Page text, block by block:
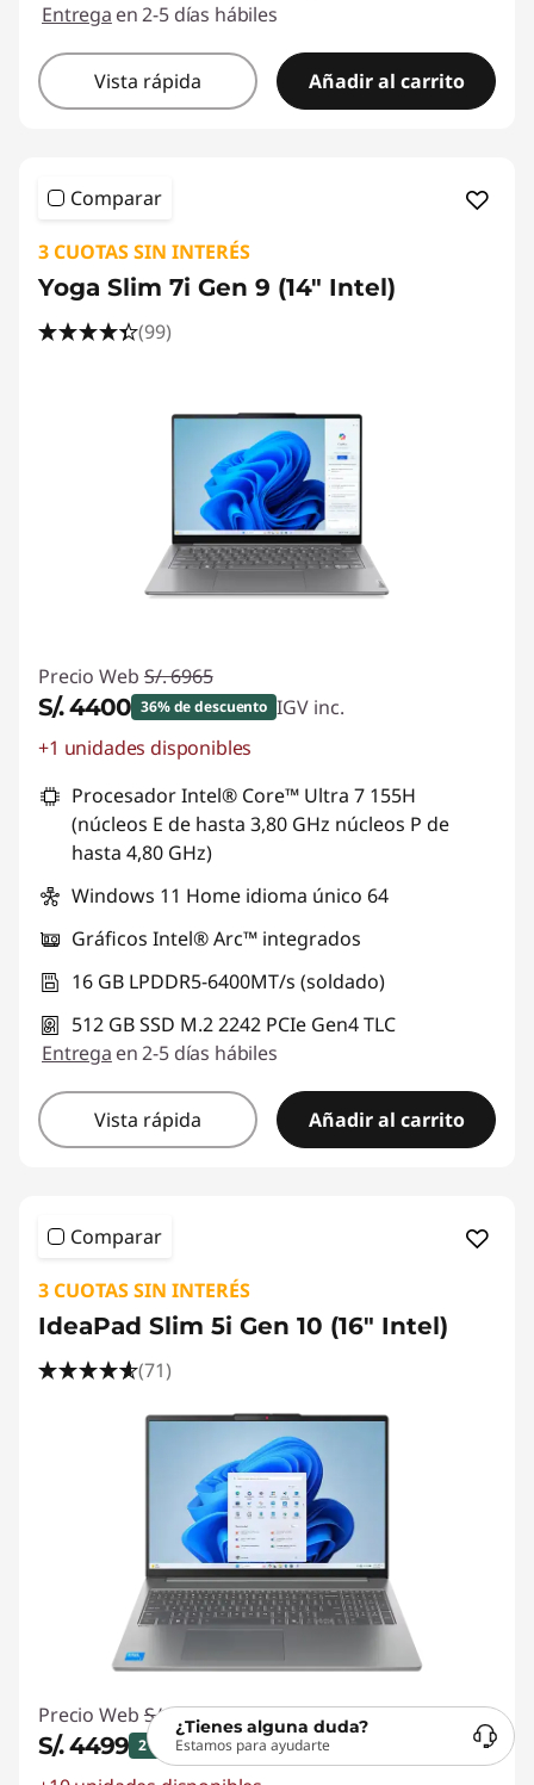
Entrega en 2-5 días hábiles
Vista rápida Añadir al carrito
Comparar
3 CUOTAS SIN INTERÉS
Yoga Slim 7i Gen 9 (14" Intel)
(99)
Precio Web S/. 6965
S/. 4400 36% de descuento IGV inc.
Ahorros instantáneos :
+1 unidades disponibles
Procesador Intel® Core™ Ultra 7 155H
(núcleos E de hasta 3,80 GHz núcleos P de
hasta 4,80 GHz)
Windows 11 Home idioma único 64
Gráficos Intel® Arc™ integrados
16 GB LPDDR5-6400MT/s (soldado)
512 GB SSD M.2 2242 PCIe Gen4 TLC
Entrega en 2-5 días hábiles
Vista rápida Añadir al carrito
Comparar
3 CUOTAS SIN INTERÉS
IdeaPad Slim 5i Gen 10 (16" Intel)
(71)
Precio Web S/. 5758
S/. 4499 21% de descuento IGV inc.
¿Tienes alguna duda?
Estamos para ayudarte